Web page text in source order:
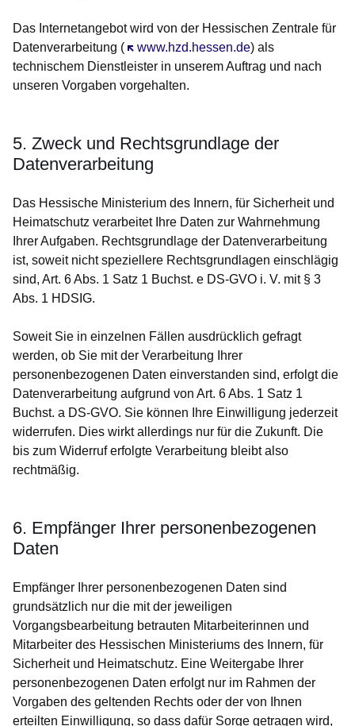
Das Internetangebot wird von der Hessischen Zentrale für
Datenverarbeitung (
www.hzd.hessen.de
Öffnet sich in einem neuen Fenster
) als
technischem Dienstleister in unserem Auftrag und nach
unseren Vorgaben vorgehalten.
5. Zweck und Rechtsgrundlage der
Datenverarbeitung
Das Hessische Ministerium des Innern, für Sicherheit und
Heimatschutz verarbeitet Ihre Daten zur Wahrnehmung
Ihrer Aufgaben. Rechtsgrundlage der Datenverarbeitung
ist, soweit nicht speziellere Rechtsgrundlagen einschlägig
sind, Art. 6 Abs. 1 Satz 1 Buchst. e DS-GVO i. V. mit § 3
Abs. 1 HDSIG.
Soweit Sie in einzelnen Fällen ausdrücklich gefragt
werden, ob Sie mit der Verarbeitung Ihrer
personenbezogenen Daten einverstanden sind, erfolgt die
Datenverarbeitung aufgrund von Art. 6 Abs. 1 Satz 1
Buchst. a DS-GVO. Sie können Ihre Einwilligung jederzeit
widerrufen. Dies wirkt allerdings nur für die Zukunft. Die
bis zum Widerruf erfolgte Verarbeitung bleibt also
rechtmäßig.
6. Empfänger Ihrer personenbezogenen
Daten
Empfänger Ihrer personenbezogenen Daten sind
grundsätzlich nur die mit der jeweiligen
Vorgangsbearbeitung betrauten Mitarbeiterinnen und
Mitarbeiter des Hessischen Ministeriums des Innern, für
Sicherheit und Heimatschutz. Eine Weitergabe Ihrer
personenbezogenen Daten erfolgt nur im Rahmen der
Vorgaben des geltenden Rechts oder der von Ihnen
erteilten Einwilligung, so dass dafür Sorge getragen wird,